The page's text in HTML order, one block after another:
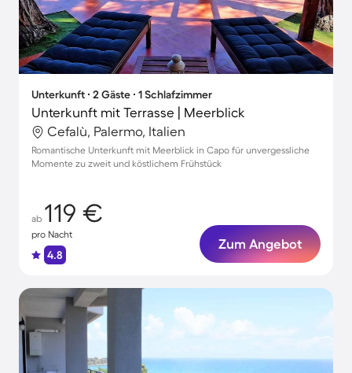
Unterkunft ∙ 2 Gäste ∙ 1 Schlafzimmer
Unterkunft mit Terrasse | Meerblick
Cefalù, Palermo, Italien
Romantische Unterkunft mit Meerblick in Capo für unvergessliche
Momente zu zweit und köstlichem Frühstück
ab 119 €
pro Nacht
4.8
Zum Angebot